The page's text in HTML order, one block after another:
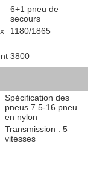
6+1 pneu de
secours
1180/1865
3800
Spécification des
pneus 7.5-16 pneu
en nylon
Transmission : 5
vitesses